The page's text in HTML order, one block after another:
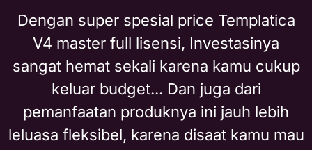
Dengan super spesial price Templatica
V4 master full lisensi, Investasinya
sangat hemat sekali karena kamu cukup
keluar budget... Dan juga dari
pemanfaatan produknya ini jauh lebih
leluasa fleksibel, karena disaat kamu mau